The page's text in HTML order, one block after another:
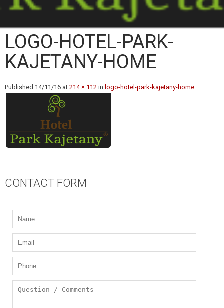
LOGO-HOTEL-PARK-
KAJETANY-HOME
Published 14/11/16 at 214 × 112 in logo-hotel-park-kajetany-home
CONTACT FORM